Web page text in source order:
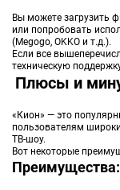
Вы можете загрузить
или попробовать
(Megogo, OKKO и т.д.).
Если все
техническую
Плюсы и
«Кион» — это
пользователям
ТВ-шоу.
Вот некоторые
Преимущества: